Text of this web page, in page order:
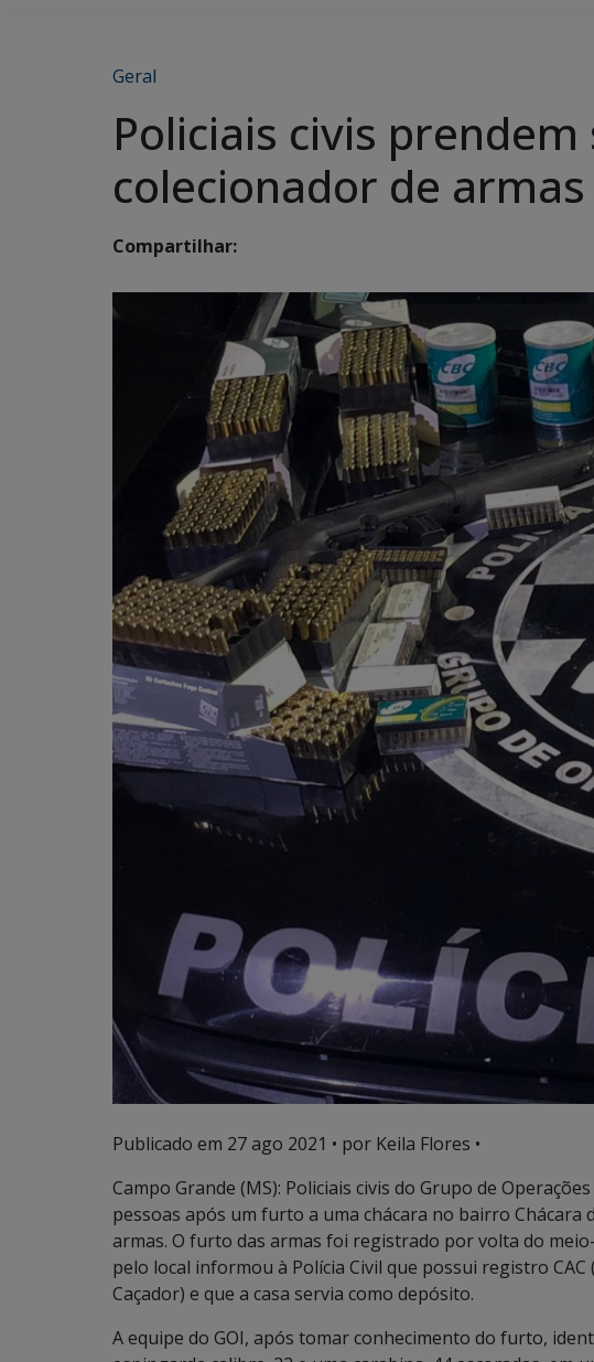
Geral
Policiais civis
colecionador de
Compartilhar:
Publicado em 27 ago 2021 • por Keila Flores •
Campo Grande (MS): Policiais civis do Grupo de
pessoas após um furto a uma chácara no bairro Chácara
armas. O furto das armas foi registrado por volta do
pelo local informou à Polícia Civil que possui registro
Caçador) e que a casa servia como depósito.
A equipe do GOI, após tomar conhecimento do furto,